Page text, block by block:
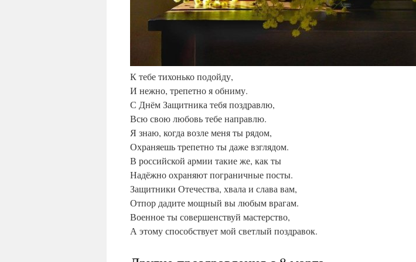
К тебе тихонько подойду,
И нежно, трепетно я обниму.
С Днём Защитника тебя поздравлю,
Всю свою любовь тебе направлю.
Я знаю, когда возле меня ты рядом,
Охраняешь трепетно ты даже взглядом.
В российской армии такие же, как ты
Надёжно охраняют пограничные посты.
Защитники Отечества, хвала и слава вам,
Отпор дадите мощный вы любым врагам.
Военное ты совершенствуй мастерство,
А этому способствует мой светлый поздравок.